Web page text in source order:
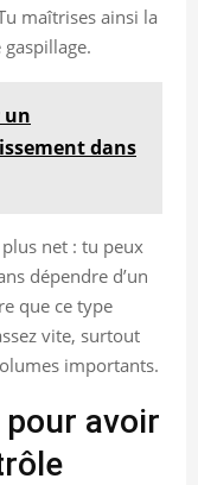
maîtrises ainsi la
un
dans
net : tu peux
dépendre d’un
que ce type
vite, surtout
importants.
pour avoir